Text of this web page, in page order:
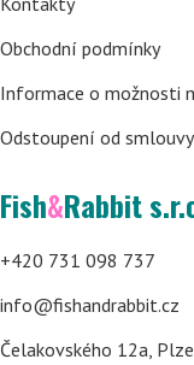
Obchodní podmínky
Informace o možnosti
Odstoupení od smlouvy
Fish&Rabbit
+420 731 098 737
info@fishandrabbit.cz
Čelakovského 12a,